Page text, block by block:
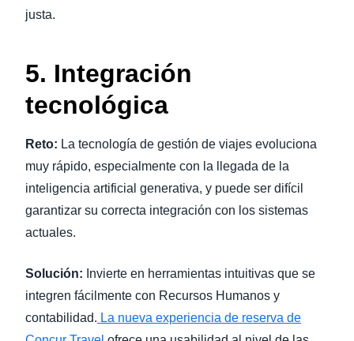
justa.
5. Integración
tecnológica
Reto: La tecnología de gestión de viajes evoluciona
muy rápido, especialmente con la llegada de la
inteligencia artificial generativa, y puede ser difícil
garantizar su correcta integración con los sistemas
actuales.
Solución: Invierte en herramientas intuitivas que se
integren fácilmente con Recursos Humanos y
contabilidad. La nueva experiencia de reserva de